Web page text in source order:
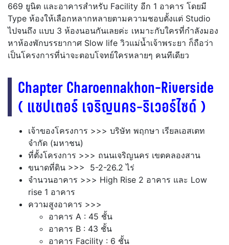
669 ยูนิต และอาคารสำหรับ Facility อีก 1 อาคาร โดยมี
Type ห้องให้เลือกหลากหลายตามความชอบตั้งแต่ Studio
ไปจนถึง แบบ 3 ห้องนอนกันเลยค่ะ เหมาะกับใครที่กำลังมอง
หาห้องพักบรรยากาศ Slow life วิวแม่น้ำเจ้าพระยา ก็ถือว่า
เป็นโครงการที่น่าจะตอบโจทย์ใครหลายๆ คนทีเดียว
Chapter Charoennakhon-Riverside
( แชปเตอร์ เจริญนคร-ริเวอร์ไซด์)
เจ้าของโครงการ >>> บริษัท พฤกษา เรียลเอสเตท
จำกัด (มหาชน)
ที่ตั้งโครงการ >>> ถนนเจริญนคร เขตคลองสาน
ขนาดที่ดิน >>> 5-2-26.2 ไร่
จำนวนอาคาร >>> High Rise 2 อาคาร และ Low
rise 1 อาคาร
ความสูงอาคาร >>>
อาคาร A : 45 ชั้น
อาคาร B : 43 ชั้น
อาคาร Facility : 6 ชั้น